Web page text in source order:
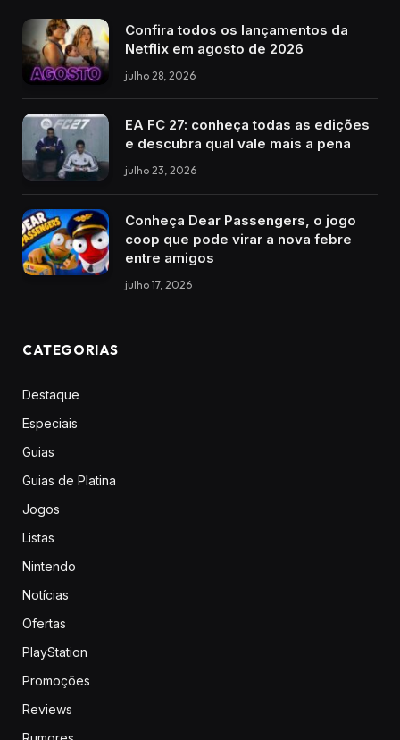
Confira todos os lançamentos da
Netflix em agosto de 2026
julho 28, 2026
EA FC 27: conheça todas as edições
e descubra qual vale mais a pena
julho 23, 2026
Conheça Dear Passengers, o jogo
coop que pode virar a nova febre
entre amigos
julho 17, 2026
CATEGORIAS
Destaque
Especiais
Guias
Guias de Platina
Jogos
Listas
Nintendo
Notícias
Ofertas
PlayStation
Promoções
Reviews